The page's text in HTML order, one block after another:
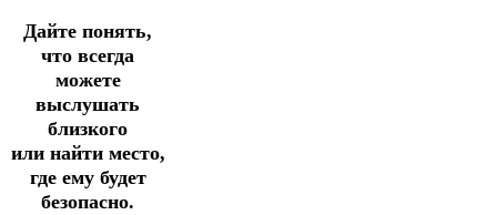
Дайте понять,
что всегда
можете
выслушать
близкого
или найти место,
где ему будет
безопасно.